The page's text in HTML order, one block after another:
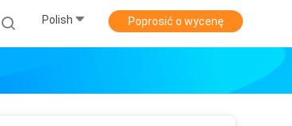
Polish Poprosić o wycenę